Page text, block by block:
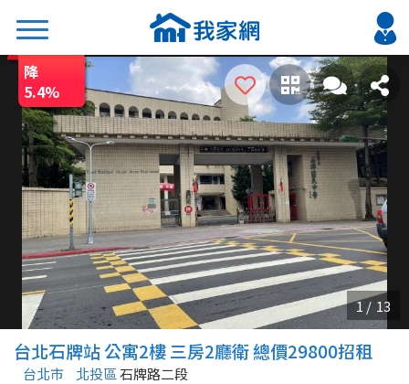
搜尋
熱門關鍵字
2026 台北降價好屋限量釋出
2026 新北降價好屋限量釋出
2026 台中降價好屋限量釋出
2026 台南降價好屋限量釋出
2026 高雄降價好屋限量釋出
縣市
不限
區域
降
5.4%
台北石牌站 公寓2樓 三房2廳衛 總價29800招租
台北市 北投區石牌路二段